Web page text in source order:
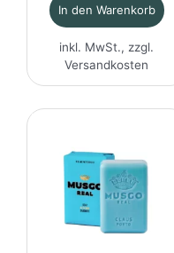
In den Warenkorb
inkl. MwSt., zzgl.
Versandkosten